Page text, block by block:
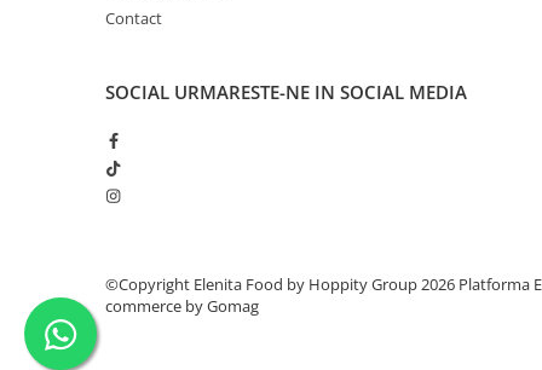
Contact
SOCIAL URMARESTE-NE IN SOCIAL MEDIA
©Copyright Elenita Food by Hoppity Group 2026 Platforma
commerce by Gomag